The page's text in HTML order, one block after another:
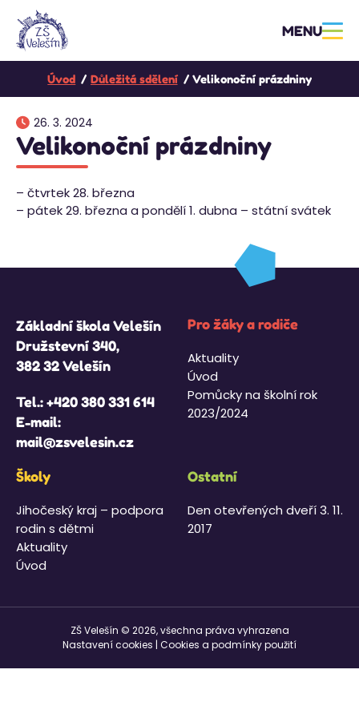
MENU
Úvod Důležitá sdělení Velikonoční prázdniny
26. 3. 2024
Velikonoční prázdniny
– čtvrtek 28. března
– pátek 29. března a pondělí 1. dubna – státní svátek
Základní škola Velešín
Družstevní 340,
382 32 Velešín
Tel.:+420 380 331 614
E-mail:
mail@zsvelesin.cz
Pro žáky a rodiče
Aktuality
Úvod
Pomůcky na školní rok
2023/2024
Školy
Jihočeský kraj – podpora
rodin s dětmi
Aktuality
Úvod
Ostatní
Den otevřených dveří 3. 11.
2017
ZŠ Velešín © 2026, všechna práva vyhrazena
Nastavení cookies Cookies a podmínky použití